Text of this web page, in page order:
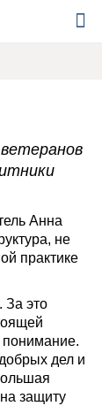
Анна
не
практике
За это
понимание.
дел и
защиту